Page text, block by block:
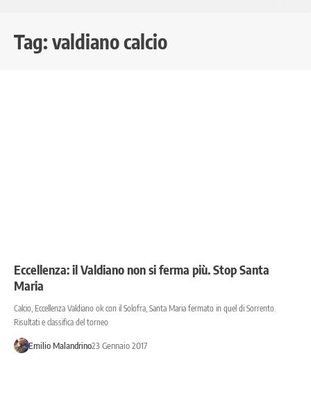
Tag: valdiano calcio
Eccellenza: il Valdiano non si ferma più. Stop Santa
Maria
Calcio, Eccellenza Valdiano ok con il Solofra, Santa Maria fermato in quel di Sorrento.
Risultati e classifica del torneo
Emilio Malandrino23 Gennaio 2017